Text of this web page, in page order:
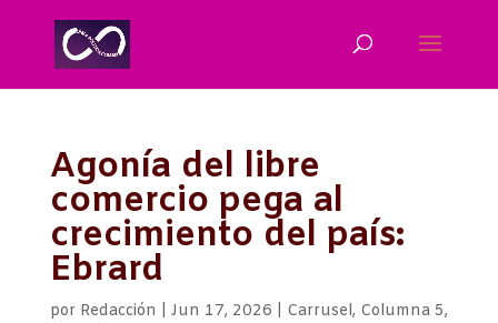
Agonía del libre
comercio pega al
crecimiento del país:
Ebrard
por Redacción Jun 17, 2026 Carrusel, Columna 5,